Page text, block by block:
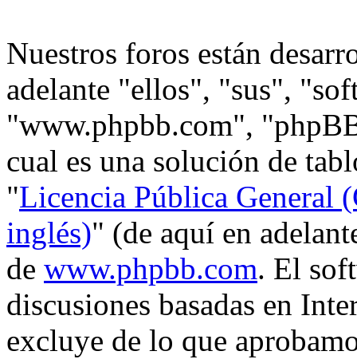
Nuestros foros están
adelante "ellos", "sus",
"www.phpbb.com",
cual es una solución de
"Licencia Pública General
inglés)" (de aquí en
de www.phpbb.com. El
discusiones basadas en
excluye de lo que